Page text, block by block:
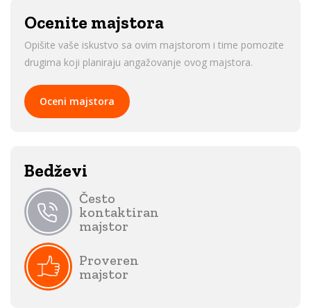
Ocenite majstora
Opišite vaše iskustvo sa ovim majstorom i time pomozite
drugima koji planiraju angažovanje ovog majstora.
Oceni majstora
Bedževi
Često
kontaktiran
majstor
Proveren
majstor